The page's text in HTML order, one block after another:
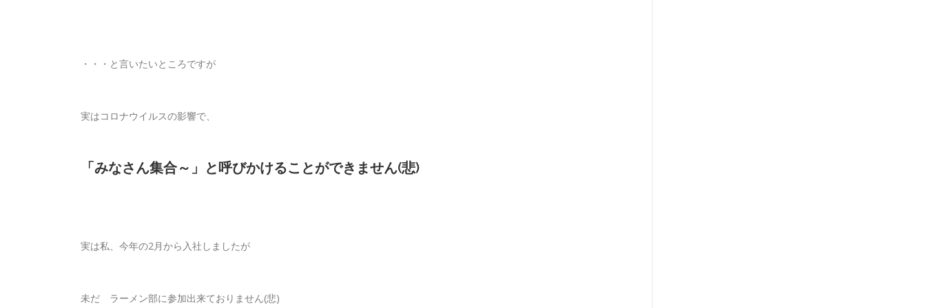
・・・と言いたいところですが
実はコロナウイルスの影響で、
「みなさん集合～」と呼びかけることができません(悲)
実は私、今年の2月から入社しましたが
未だ ラーメン部に参加出来ておりません(悲)